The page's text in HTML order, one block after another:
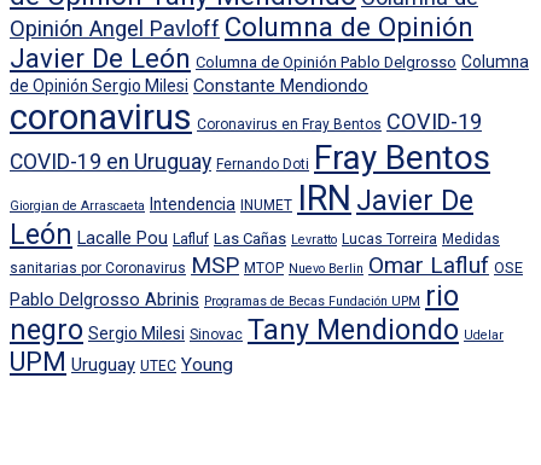
Opinión Angel Pavloff Columna de Opinión
Javier De León Columna de Opinión Pablo Delgrosso Columna
de Opinión Sergio Milesi Constante Mendiondo
coronavirus Coronavirus en Fray Bentos COVID-19
COVID-19 en Uruguay Fernando Doti Fray Bentos
Giorgian de Arrascaeta Intendencia INUMET IRN Javier De
León Lacalle Pou Lafluf Las Cañas Levratto Lucas Torreira Medidas
sanitarias por Coronavirus MSP MTOP Nuevo Berlin Omar Lafluf OSE
Pablo Delgrosso Abrinis Programas de Becas Fundación UPM
rio
negro Sergio Milesi Sinovac Tany Mendiondo Udelar
UPM Uruguay UTEC Young